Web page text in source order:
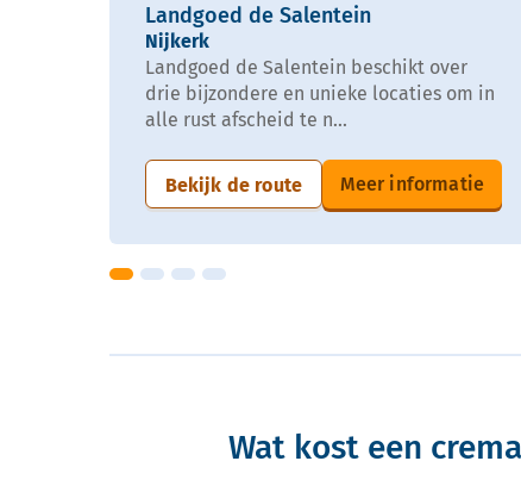
Landgoed de Salentein
Nijkerk
Landgoed de Salentein beschikt over
drie bijzondere en unieke locaties om in
alle rust afscheid te n...
Bekijk de route Meer informatie
Wat kost een